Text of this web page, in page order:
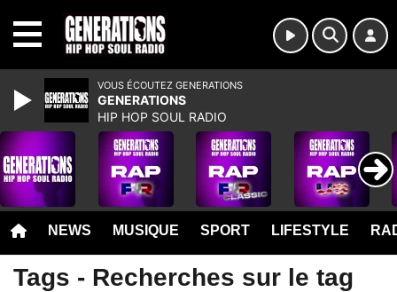
NEWS MUSIQUE SPORT LIFESTYLE
Tags - Recherches sur le tag
VOUS ÉCOUTEZ GENERATIONS
GENERATIONS
HIP HOP SOUL RADIO